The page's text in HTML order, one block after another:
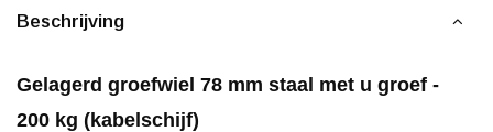
Beschrijving
Gelagerd groefwiel 78 mm staal met u groef -
200 kg (kabelschijf)